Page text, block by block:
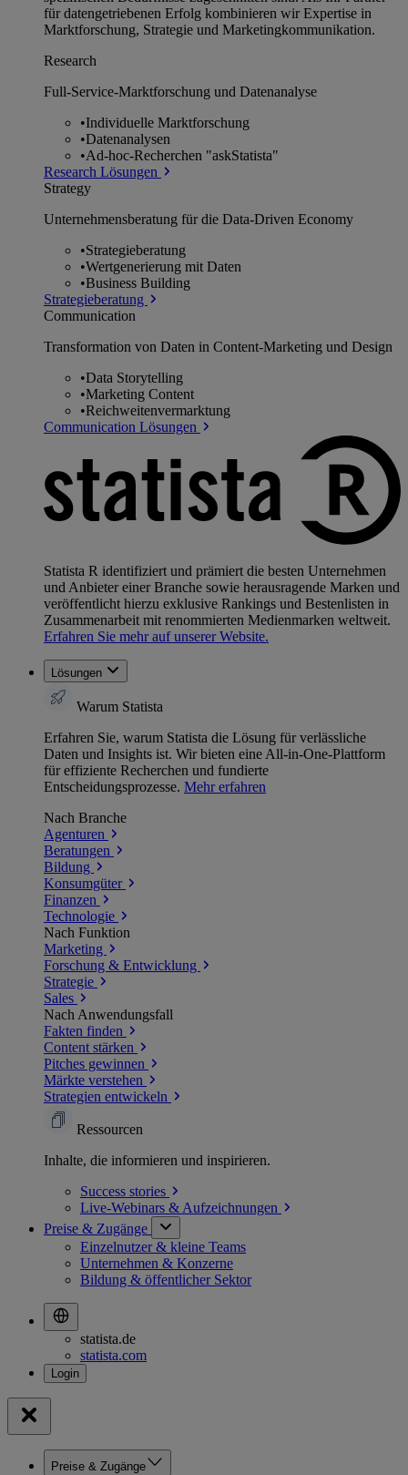
für datengetriebenen Erfolg kombinieren wir Expertise in
Marktforschung, Strategie und Marketingkommunikation.
Research
Full-Service-Marktforschung und Datenanalyse
•Individuelle Marktforschung
•Datenanalysen
•Ad-hoc-Recherchen "askStatista"
Research Lösungen
Strategy
Unternehmens­beratung für die Data-Driven Economy
•Strategieberatung
•Wertgenerierung mit Daten
•Business Building
Strategieberatung
Communication
Transformation von Daten in Content-Marketing und Design
•Data Storytelling
•Marketing Content
•Reichweitenvermarktung
Communication Lösungen
Statista R identifiziert und prämiert die besten Unternehmen
und Anbieter einer Branche sowie herausragende Marken und
veröffentlicht hierzu exklusive Rankings und Bestenlisten in
Zusammenarbeit mit renommierten Medienmarken weltweit.
Erfahren Sie mehr auf unserer Website.
Lösungen
Warum Statista
Erfahren Sie, warum Statista die Lösung für verlässliche
Daten und Insights ist. Wir bieten eine All-in-One-Plattform
für effiziente Recherchen und fundierte
Entscheidungsprozesse. Mehr erfahren
Nach Branche
Agenturen
Beratungen
Bildung
Konsumgüter
Finanzen
Technologie
Nach Funktion
Marketing
Forschung & Entwicklung
Strategie
Sales
Nach Anwendungsfall
Fakten finden
Content stärken
Pitches gewinnen
Märkte verstehen
Strategien entwickeln
Ressourcen
Inhalte, die informieren und inspirieren.
Success stories
Live-Webinars & Aufzeichnungen
Preise & Zugänge
Einzelnutzer & kleine Teams
Unternehmen & Konzerne
Bildung & öffentlicher Sektor
statista.de
statista.com
Preise & Zugänge